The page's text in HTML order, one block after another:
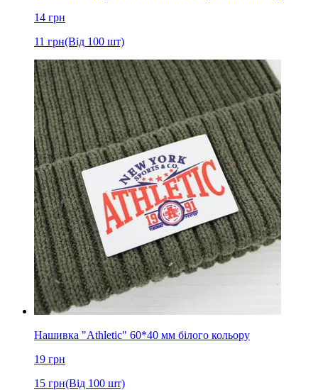
14 грн
11 грн(Від 100 шт)
Нашивка "Athletic" 60*40 мм білого кольору
19 грн
15 грн(Від 100 шт)